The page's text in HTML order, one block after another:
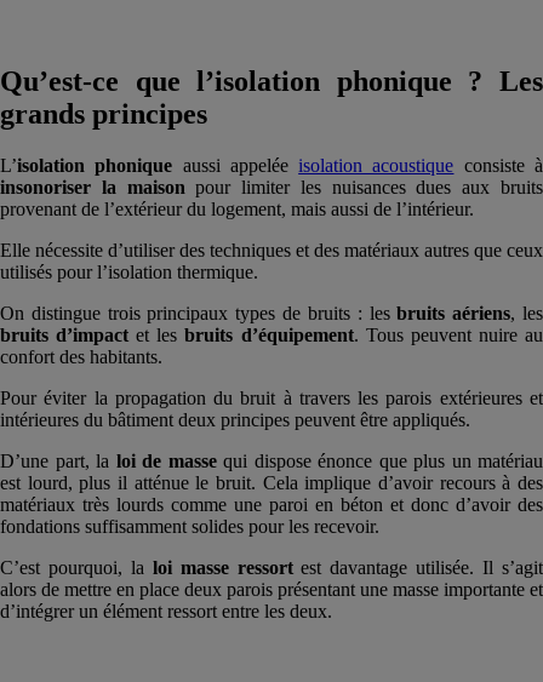
Qu’est-ce que l’isolation phonique ? Les
grands principes
L’isolation phonique aussi appelée isolation acoustique consiste à
insonoriser la maison pour limiter les nuisances dues aux bruits
provenant de l’extérieur du logement, mais aussi de l’intérieur.
Elle nécessite d’utiliser des techniques et des matériaux autres que ceux
utilisés pour l’isolation thermique.
On distingue trois principaux types de bruits : lesbruits aériens, les
bruits d’impactet lesbruits d’équipement. Tous peuvent nuire au
confort des habitants.
Pour éviter la propagation du bruit à travers les parois extérieures et
intérieures du bâtiment deux principes peuvent être appliqués.
D’une part, la loi de masse qui dispose énonce que plus un matériau
est lourd, plus il atténue le bruit. Cela implique d’avoir recours à des
matériaux très lourds comme une paroi en béton et donc d’avoir des
fondations suffisamment solides pour les recevoir.
C’est pourquoi, la loi masse ressortest davantage utilisée. Il s’agit
alors de mettre en place deux parois présentant une masse importante et
d’intégrer un élément ressort entre les deux.